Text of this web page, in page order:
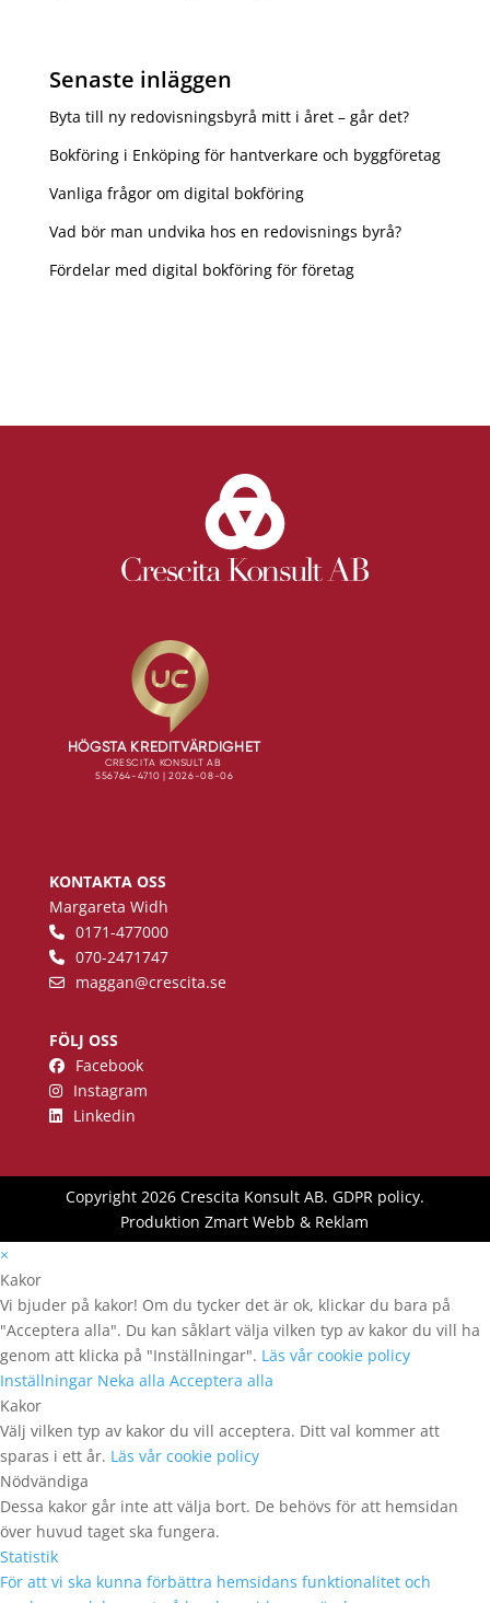
Senaste inläggen
Byta till ny redovisningsbyrå mitt i året – går det?
Bokföring i Enköping för hantverkare och byggföretag
Vanliga frågor om digital bokföring
Vad bör man undvika hos en redovisnings byrå?
Fördelar med digital bokföring för företag
KONTAKTA OSS
Margareta Widh
0171-477000
070-2471747
maggan@crescita.se
FÖLJ OSS
Facebook
Instagram
Linkedin
Copyright 2026 Crescita Konsult AB. GDPR policy.
ProduktionZmart Webb & Reklam
×
Kakor
Vi bjuder på kakor! Om du tycker det är ok, klickar du bara på
"Acceptera alla". Du kan såklart välja vilken typ av kakor du vill ha
genom att klicka på "Inställningar". Läs vår cookie policy
Inställningar Neka alla Acceptera alla
Kakor
Välj vilken typ av kakor du vill acceptera. Ditt val kommer att
sparas i ett år. Läs vår cookie policy
Nödvändiga
Dessa kakor går inte att välja bort. De behövs för att hemsidan
över huvud taget ska fungera.
Statistik
För att vi ska kunna förbättra hemsidans funktionalitet och